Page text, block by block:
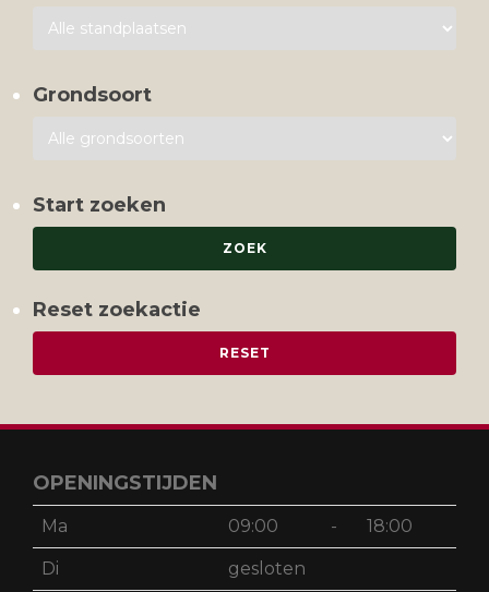
Grondsoort
Start zoeken
Reset zoekactie
OPENINGSTIJDEN
Ma 09:00 - 18:00
Di gesloten